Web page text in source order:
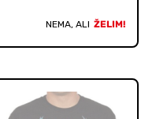
NEMA, ALI ŽELIM!